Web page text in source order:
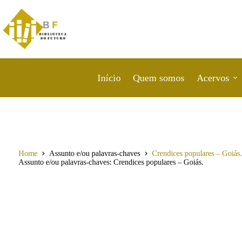
conteúdo
Início Quem somos Acervos
Home Assunto e/ou palavras-chaves Crendices populares – Goiás.
Assunto e/ou palavras-chaves Crendices populares – Goiás.